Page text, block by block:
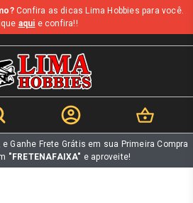
Confira as dicas Lima Hobbies para você.
aqui e confira!!
Ganhe Frete Grátis em sua Primeira Compra
"FRETENAFAIXA" e aproveite!